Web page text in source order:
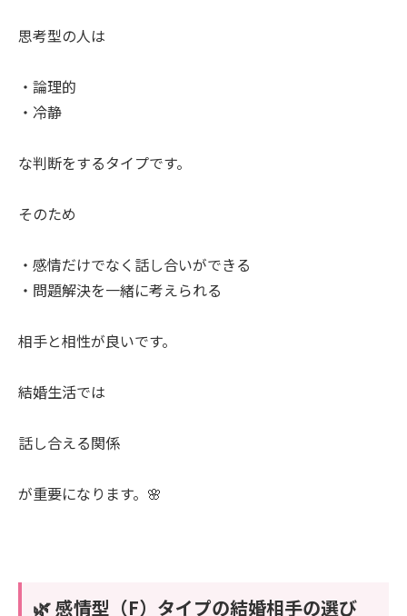
思考型の人は
・論理的
・冷静
な判断をするタイプです。
そのため
・感情だけでなく話し合いができる
・問題解決を一緒に考えられる
相手と相性が良いです。
結婚生活では
話し合える関係
が重要になります。🌸
🌿 感情型（F）タイプの結婚相手の選び